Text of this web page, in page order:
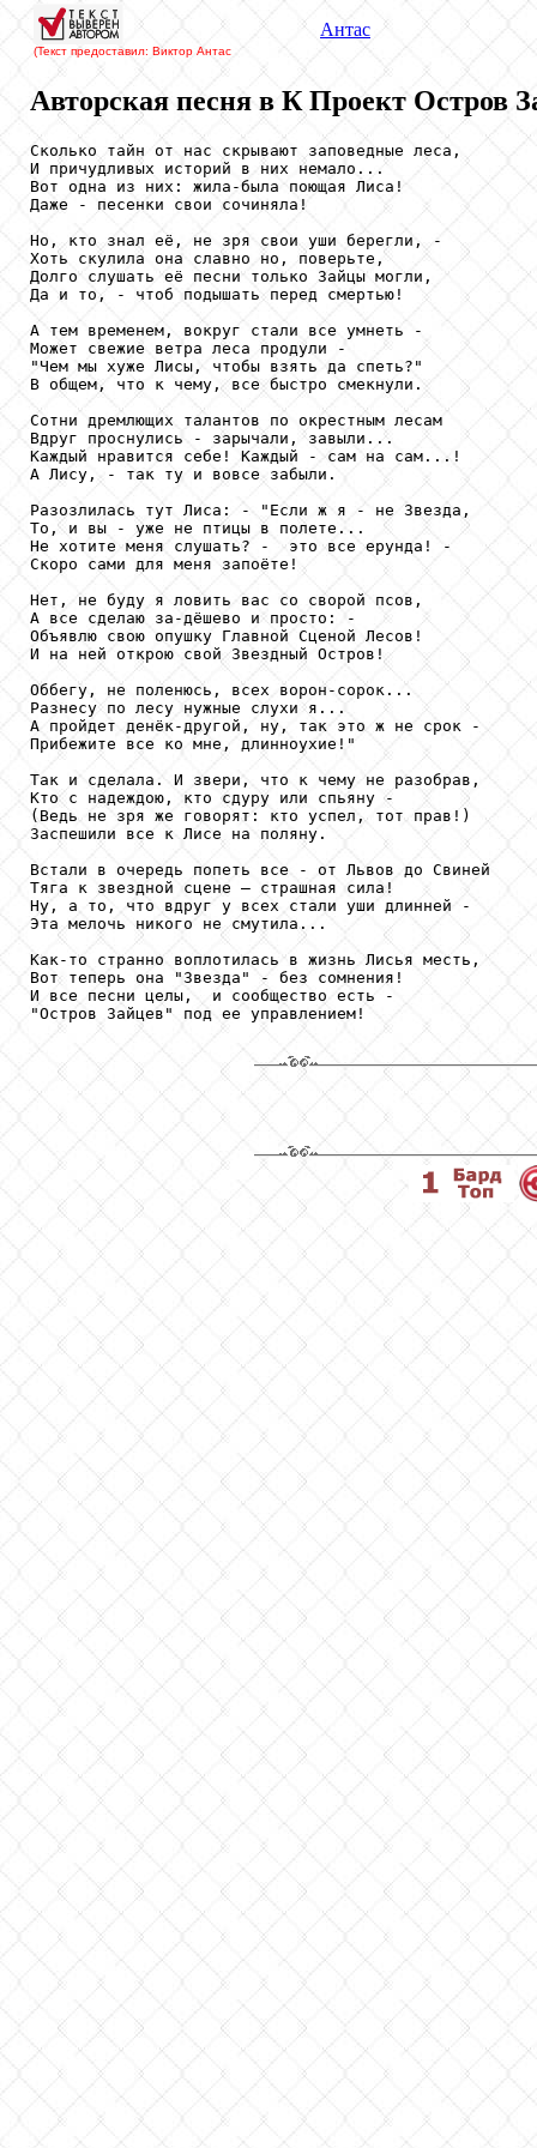
(Текст предоставил: Виктор Антас
Антас
Авторская песня в К Проект Остров
Сколько тайн от нас скрывают заповедные леса,
И причудливых историй в них
Вот одна из них: жила-была поющая Лиса!
Даже - песенки свои сочиняла!
Но, кто знал её, не зря свои уши берегли, -
Хоть скулила она славно но, поверьте,
Долго слушать её песни только Зайцы могли,
Да и то, - чтоб подышать перед смертью!
А тем временем, вокруг стали все умнеть -
Может свежие ветра леса продули
"Чем мы хуже Лисы, чтобы взять да спеть?"
В общем, что к чему, все быстро смекнули.
Сотни дремлющих талантов по окрестным лесам
Вдруг проснулись - зарычали, завыли...
Каждый нравится себе! Каждый - сам на сам...!
А Лису, - так ту и вовсе забыли.
Разозлилась тут Лиса: - "Если ж я - не Звезда,
То, и вы - уже не птицы в полете...
Не хотите меня слушать? -  это все ерунда! -
Скоро сами для меня запоёте!
Нет, не буду я ловить вас со сворой псов,
А все сделаю за-дёшево и просто: -
Объявлю свою опушку Главной Сценой Лесов!
И на ней открою свой Звездный Остров!
Оббегу, не поленюсь, всех ворон-сорок...
Разнесу по лесу нужные слухи я...
А пройдет денёк-другой, ну, так это ж не срок -
Прибежите все ко мне, длинноухие!"
Так и сделала. И звери, что к чему не разобрав,
Кто с надеждою, кто сдуру или спьяну -
(Ведь не зря же говорят: кто
Заспешили все к Лисе на поляну.
Встали в очередь попеть все - от Львов до Свиней
Тяга к звездной сцене —
Ну, а то, что вдруг у всех стали уши длинней -
Эта мелочь никого не смутила...
Как-то странно воплотилась в жизнь Лисья месть,
Вот теперь она "Звезда" - без сомнения!
И все песни целы,  и сообщество есть -
"Остров Зайцев" под ее управлением!